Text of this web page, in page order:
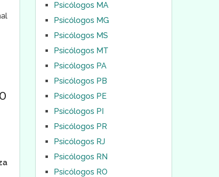
Psicólogos MA
Psicólogos MG
Psicólogos MS
Psicólogos MT
Psicólogos PA
Psicólogos PB
Psicólogos PE
Psicólogos PI
Psicólogos PR
Psicólogos RJ
Psicólogos RN
Psicólogos RO